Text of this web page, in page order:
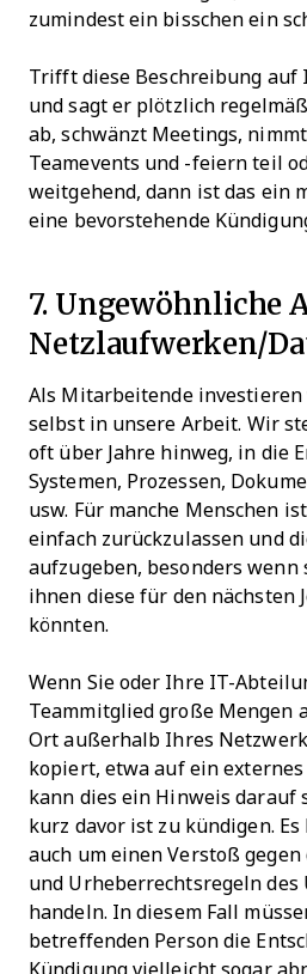
zumindest ein bisschen ein
Trifft diese Beschreibung
und sagt er plötzlich
ab, schwänzt Meetings,
Teamevents und -feiern teil
weitgehend, dann ist das ein
eine bevorstehende
7. Ungewöhnliche
Netzlaufwerken/
Als Mitarbeitende investieren
selbst in unsere Arbeit. Wir
oft über Jahre hinweg, in die
Systemen, Prozessen,
usw. Für manche Menschen
einfach zurückzulassen und
aufzugeben, besonders wenn
ihnen diese für den nächsten
könnten.
Wenn Sie oder Ihre IT-
Teammitglied große Mengen
Ort außerhalb Ihres
kopiert, etwa auf ein
kann dies ein Hinweis darauf
kurz davor ist zu kündigen.
auch um einen Verstoß
und Urheberrechtsregeln des
handeln. In diesem Fall
betreffenden Person die
Kündigung vielleicht sogar